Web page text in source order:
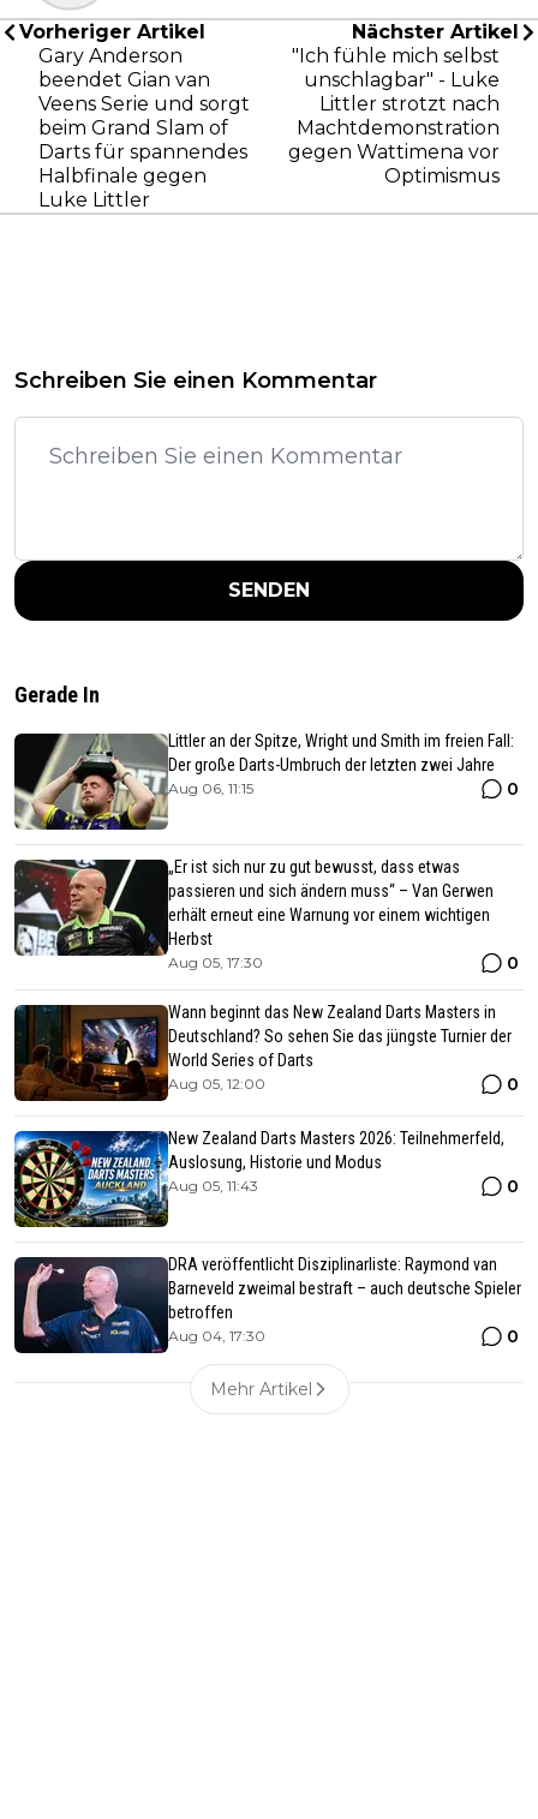
Vorheriger Artikel
Gary Anderson
beendet Gian van
Veens Serie und sorgt
beim Grand Slam of
Darts für spannendes
Halbfinale gegen
Luke Littler
Nächster Artikel
"Ich fühle mich selbst
unschlagbar" - Luke
Littler strotzt nach
Machtdemonstration
gegen Wattimena vor
Optimismus
Schreiben Sie einen Kommentar
SENDEN
Gerade In
Littler an der Spitze, Wright und Smith im freien Fall:
Der große Darts-Umbruch der letzten zwei Jahre
Aug 06, 11:15 0
„Er ist sich nur zu gut bewusst, dass etwas
passieren und sich ändern muss“ – Van Gerwen
erhält erneut eine Warnung vor einem wichtigen
Herbst
Aug 05, 17:30 0
Wann beginnt das New Zealand Darts Masters in
Deutschland? So sehen Sie das jüngste Turnier der
World Series of Darts
Aug 05, 12:00 0
New Zealand Darts Masters 2026: Teilnehmerfeld,
Auslosung, Historie und Modus
Aug 05, 11:43 0
DRA veröffentlicht Disziplinarliste: Raymond van
Barneveld zweimal bestraft – auch deutsche Spieler
betroffen
Aug 04, 17:30 0
Mehr Artikel